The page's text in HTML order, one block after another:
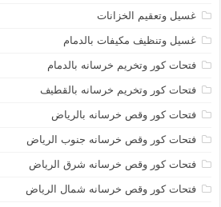
غسيل وتعقيم الخزانات
غسيل وتنظيف مكيفات بالدمام
فتحات كور وتخريم خرسانه بالدمام
فتحات كور وتخريم خرسانه بالقطيف
فتحات كور وقص خرسانه بالرياض
فتحات كور وقص خرسانه جنوب الرياض
فتحات كور وقص خرسانه شرق الرياض
فتحات كور وقص خرسانه شمال الرياض